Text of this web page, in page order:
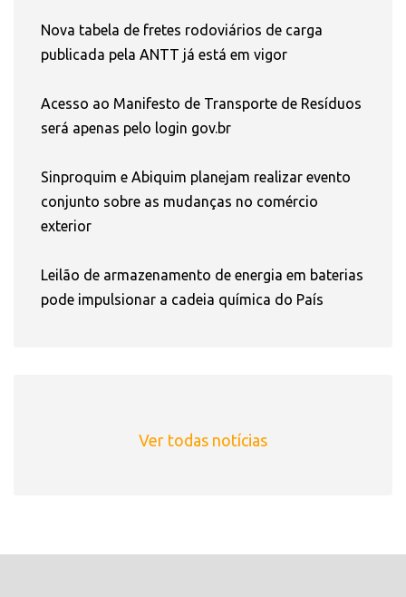
Nova tabela de fretes rodoviários de carga
publicada pela ANTT já está em vigor
Acesso ao Manifesto de Transporte de Resíduos
será apenas pelo login gov.br
Sinproquim e Abiquim planejam realizar evento
conjunto sobre as mudanças no comércio
exterior
Leilão de armazenamento de energia em baterias
pode impulsionar a cadeia química do País
Ver todas notícias